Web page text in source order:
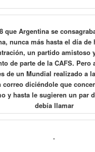
que Argentina se
nunca más hasta el día de
un partido amistoso
de parte de la CAFS. Pero
de un Mundial realizado a
correo diciéndole que
y hasta le sugieren un par
debía llamar
.